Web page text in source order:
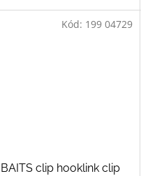
clip hooklink clip
Kód: 199 04729